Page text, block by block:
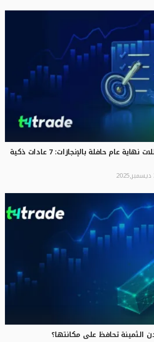
دليل المتداول لعطلات نهاية عام حافلة بالإنجازات: 7 عادات ذكية
الثمينة تحافظ على مكانتها؟